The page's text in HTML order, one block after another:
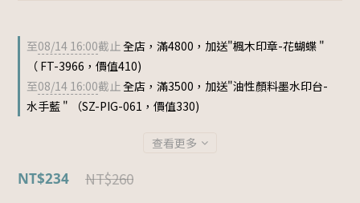
至08/14 16:00截止全店，滿4800，加送"楓木印章-花蝴蝶 "
（ FT-3966，價值410)
至08/14 16:00截止全店，滿3500，加送"油性顏料墨水印台-
水手藍 " （SZ-PIG-061，價值330)
查看更多
NT$260
NT$234